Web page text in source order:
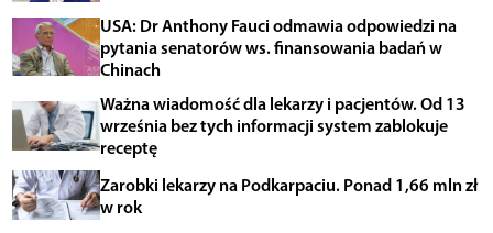
USA: Dr Anthony Fauci odmawia odpowiedzi na
pytania senatorów ws. finansowania badań w
Chinach
Ważna wiadomość dla lekarzy i pacjentów. Od 13
września bez tych informacji system zablokuje
receptę
Zarobki lekarzy na Podkarpaciu. Ponad 1,66 mln zł
w rok